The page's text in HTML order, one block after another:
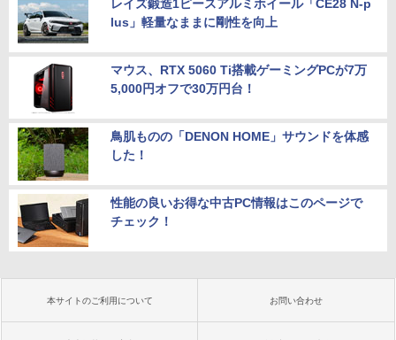
レイズ鍛造1ピースアルミホイール「CE28 N-p
lus」軽量なままに剛性を向上
マウス、RTX 5060 Ti搭載ゲーミングPCが7万
5,000円オフで30万円台！
鳥肌ものの「DENON HOME」サウンドを体感
した！
性能の良いお得な中古PC情報はこのページで
チェック！
本サイトのご利用について お問い合わせ